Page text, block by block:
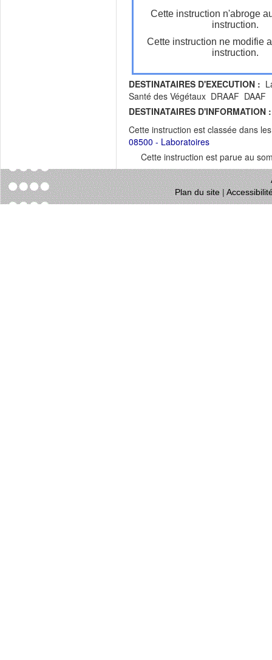
Cette instruction n'abroge
instruction.
Cette instruction ne modifie
instruction.
DESTINATAIRES D'EXECUTION :
Santé des Végétaux DRAAF DAAF
DESTINATAIRES D'INFORMATION :
Cette instruction est classée dans
08500 - Laboratoires
Cette instruction est parue au
Plan du site|